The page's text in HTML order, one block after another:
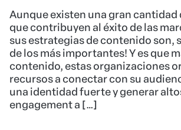
Aunque existen una gran cantidad
que contribuyen al éxito de las
sus estrategias de contenido son,
de los más importantes! Y es que
contenido, estas organizaciones
recursos a conectar con su
una identidad fuerte y generar
engagement a […]